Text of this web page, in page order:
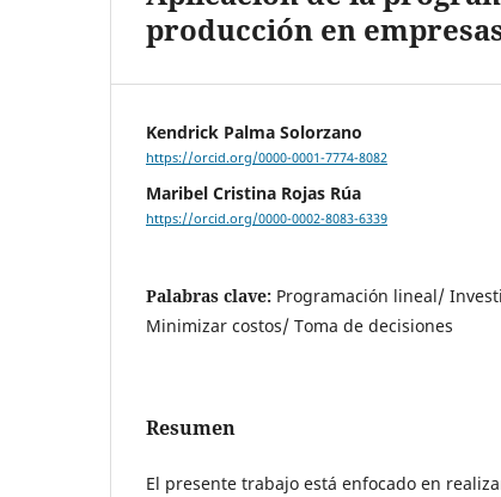
producción en
Kendrick Palma Solorzano
https://orcid.org/0000-0001-7774-8082
Maribel Cristina Rojas Rúa
https://orcid.org/0000-0002-8083-6339
Palabras clave: Programación lineal/
Minimizar costos/ Toma de decisiones
Resumen
El presente trabajo está enfocado en